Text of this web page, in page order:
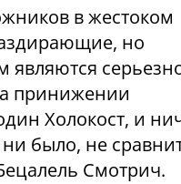
в жестоком
но
являются
принижении
Холокост, и
было, не
Смотрич.